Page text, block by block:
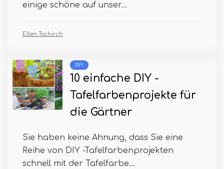
einige schöne auf unser...
Ellen Tschirch
DIY
10 einfache DIY -
Tafelfarbenprojekte für
die Gärtner
Sie haben keine Ahnung, dass Sie eine
Reihe von DIY -Tafelfarbenprojekten
schnell mit der Tafelfarbe...